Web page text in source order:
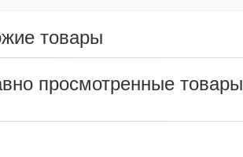
товары
просмотренные товары